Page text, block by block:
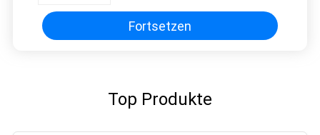
Fortsetzen
Top Produkte